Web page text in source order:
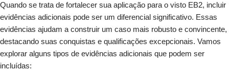
Quando se trata de fortalecer sua aplicação para o visto EB2, incluir
evidências adicionais pode ser um diferencial significativo. Essas
evidências ajudam a construir um caso mais robusto e convincente,
destacando suas conquistas e qualificações excepcionais. Vamos
explorar alguns tipos de evidências adicionais que podem ser
incluídas: